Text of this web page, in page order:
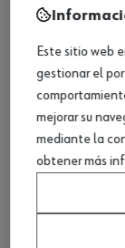
ref.: 0701177000
Este sitio web
gestionar el
mejorar su
mediante la
obtener más